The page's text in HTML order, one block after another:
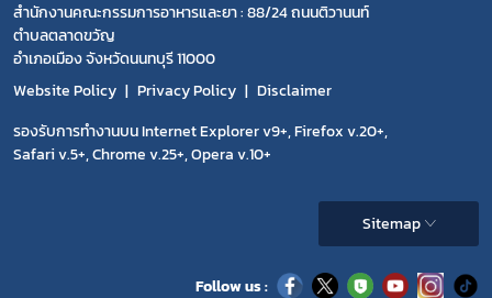
สำนักงานคณะกรรมการอาหารและยา : 88/24 ถนนติวานนท์
ตำบลตลาดขวัญ
อำเภอเมือง จังหวัดนนทบุรี 11000
Website Policy
Privacy Policy
Disclaimer
รองรับการทำงานบน Internet Explorer v9+, Firefox v.20+,
Safari v.5+, Chrome v.25+, Opera v.10+
Sitemap
Follow us :